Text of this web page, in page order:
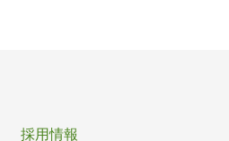
採用情報